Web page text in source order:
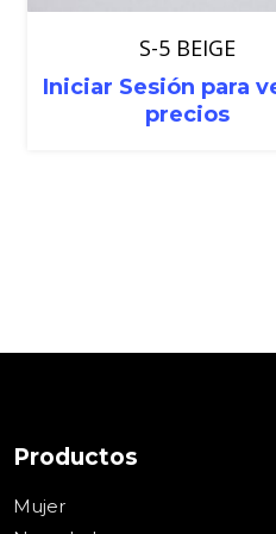
S-5 BEIGE
Iniciar Sesión para
precios
Productos
Mujer